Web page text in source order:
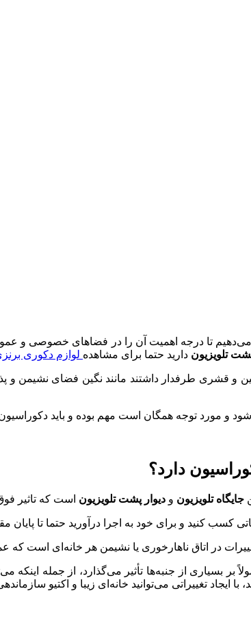
می‌دهیم تا درجه اهمیت آن را در فضاهای خصوصی
تلویزیون دارید حتما برای مشاهده لوازم دکوری
و قشری طرفدار داشتند مانند نگین فضای نشیمن و
و مورد توجه همگان است مهم بوده و باید
دارد؟
جایگاه تلویزیون و دیوار پشت تلویزیون است که تاثیر
کسب کنید و برای خود به اجرا درآورید حتما تا پایان
در اتاق ناهارخوری یا نشیمن هر خانه‌ای است که
بسیاری از جنبه‌ها تأثیر می‌گذارد، از جمله اینکه